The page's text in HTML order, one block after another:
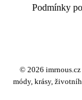
Podmínky
© 2026
módy, krásy,